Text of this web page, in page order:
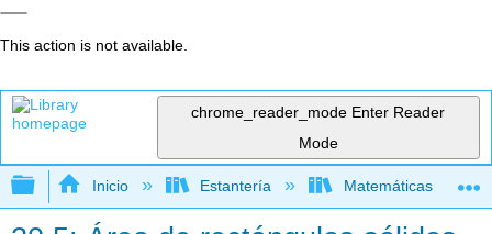
This action is not available.
chrome_reader_mode Enter Reader
Mode
Expandir/contraer jerarquía global
Inicio Estantería Matemáticas